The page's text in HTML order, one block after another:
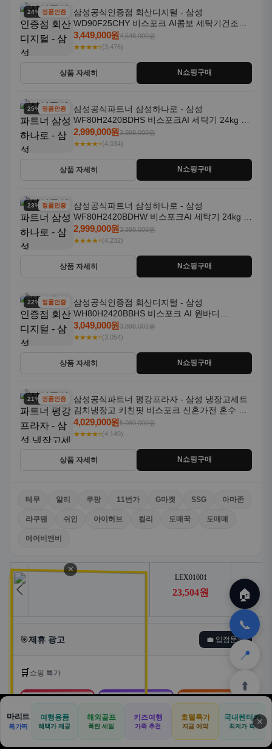
24% 할인정품인증
삼성공식인증점 회산디지털 - 삼성
WD90F25CHY 비스포크 AI콤보 세탁기건조기
일체형 25kg+18kg 1등급
3,449,000원4,548,000원
★★★★⭐(3,476)
상품 자세히 N쇼핑구매
25% 할인정품인증
삼성공식파트너 삼성하나로 - 삼성
WF80H2420BDHS 비스포크AI 세탁기 24kg 건
조기 20kg 세제자동투입
2,999,000원3,998,000원
★★★★⭐(4,034)
상품 자세히 N쇼핑구매
23% 할인정품인증
삼성공식파트너 삼성하나로 - 삼성
WF80H2420BDHW 비스포크AI 세탁기 24kg 건
조기 20kg 세제자동투입
2,999,000원3,898,000원
★★★★⭐(4,232)
상품 자세히 N쇼핑구매
22% 할인정품인증
삼성공식인증점 회산디지털 - 삼성
WH80H2420BBHS 비스포크 AI 원바디
24kg+20kg 세제자동투입 1등급
3,049,000원3,898,001원
★★★★⭐(3,054)
상품 자세히 N쇼핑구매
21% 할인정품인증
삼성공식파트너 평강프라자 - 삼성 냉장고세트
김치냉장고 키친핏 비스포크 신혼가전 혼수 입
주가전 빌트인 화이트
4,029,000원5,080,000원
★★★★⭐(4,149)
상품 자세히 N쇼핑구매
테무 알리 쿠팡 11번가 G마켓 SSG 아마존
라쿠텐 쉬인 아이허브 컬리 도매꾹 도매매
에어비앤비
🎯제휴 광고 💼 입점문의
🛒 쇼핑 특가
🛒
쿠팡
로켓배송·특가
📦
알리익스프레스
🎁
테무
초저가·무료배송
🏠
✈️
공항
⛳
📋
🛒
쿠팡
🎁
테무
🏠
📞
📍
⬆️
🏠 📝
견적
🚐
기사등록
🛒
아마존
✕
마리트
특가픽
여행용품
혜택가 제공
해외골프
폭탄 세일
키즈여행
가족 추천
호텔특가
지금 예약
국내렌터카
최저가 픽 ✕